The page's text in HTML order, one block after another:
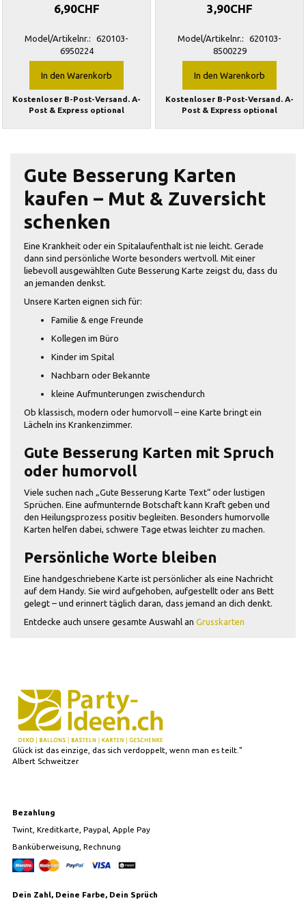
6,90CHF
Model/Artikelnr.:
620103-
6950224
In den Warenkorb
Kostenloser B-Post-Versand. A-
Post & Express optional
3,90CHF
Model/Artikelnr.:
620103-
8500229
In den Warenkorb
Kostenloser B-Post-Versand. A-
Post & Express optional
Gute Besserung Karten
kaufen – Mut & Zuversicht
schenken
Eine Krankheit oder ein Spitalaufenthalt ist nie leicht. Gerade
dann sind persönliche Worte besonders wertvoll. Mit einer
liebevoll ausgewählten Gute Besserung Karte zeigst du, dass du
an jemanden denkst.
Unsere Karten eignen sich für:
Familie & enge Freunde
Kollegen im Büro
Kinder im Spital
Nachbarn oder Bekannte
kleine Aufmunterungen zwischendurch
Ob klassisch, modern oder humorvoll – eine Karte bringt ein
Lächeln ins Krankenzimmer.
Gute Besserung Karten mit Spruch
oder humorvoll
Viele suchen nach „Gute Besserung Karte Text“ oder lustigen
Sprüchen. Eine aufmunternde Botschaft kann Kraft geben und
den Heilungsprozess positiv begleiten. Besonders humorvolle
Karten helfen dabei, schwere Tage etwas leichter zu machen.
Persönliche Worte bleiben
Eine handgeschriebene Karte ist persönlicher als eine Nachricht
auf dem Handy. Sie wird aufgehoben, aufgestellt oder ans Bett
gelegt – und erinnert täglich daran, dass jemand an dich denkt.
Entdecke auch unsere gesamte Auswahl an Grusskarten
Glück ist das einzige, das sich verdoppelt, wenn man es teilt."
Albert Schweitzer
Bezahlung
Twint, Kreditkarte, Paypal, Apple Pay
Banküberweisung, Rechnung
Dein Zahl, Deine Farbe, Dein Sprüch